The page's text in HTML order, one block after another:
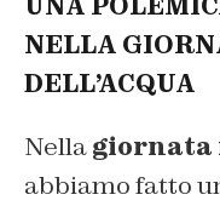
NELLA
DELL’ACQUA
Nellagiornata
abbiamo fatto